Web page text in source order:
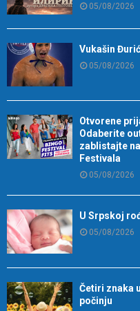
05/08/2026
Vukašin
05/08/2026
Otvorene
Odaberite
zablistajte
Festivala
05/08/2026
U Srpskoj
05/08/2026
Četiri znaka
počinju